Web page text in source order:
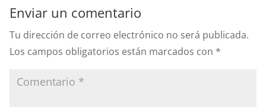
Enviar un comentario
Tu dirección de correo electrónico no será publicada.
Los campos obligatorios están marcados con *